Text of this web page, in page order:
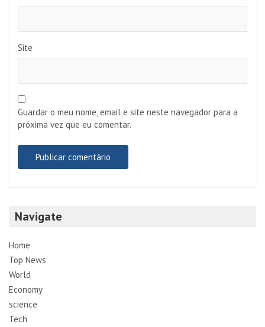
Site
Guardar o meu nome, email e site neste navegador para a
próxima vez que eu comentar.
Navigate
Home
Top News
World
Economy
science
Tech